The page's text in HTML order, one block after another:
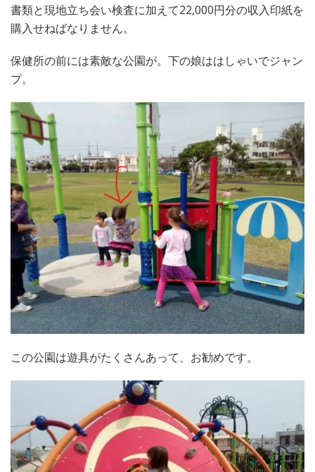
書類と現地立ち会い検査に加えて22,000円分の収入印紙を
購入せねばなりません。
保健所の前には素敵な公園が。下の娘ははしゃいでジャン
プ。
この公園は遊具がたくさんあって、お勧めです。